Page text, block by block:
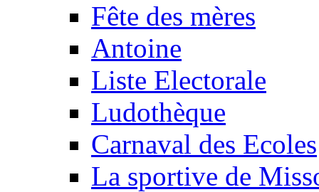
Fête des mères
Antoine
Liste Electorale
Ludothèque
Carnaval des Ecoles
La sportive de